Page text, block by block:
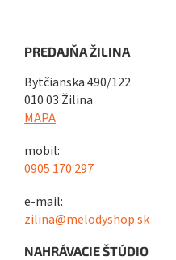
PREDAJŇA ŽILINA
Bytčianska 490/122
010 03 Žilina
MAPA
mobil:
0905 170 297
e-mail:
zilina@melodyshop.sk
NAHRÁVACIE ŠTÚDIO